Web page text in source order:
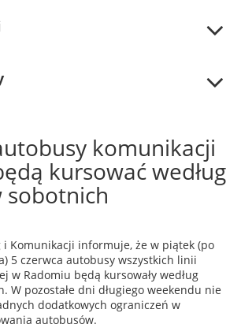
komunikacji
kursować według
sobotnich
i Komunikacji informuje, że w piątek (po
5 czerwca autobusy wszystkich linii
w Radomiu będą kursowały według
W pozostałe dni długiego weekendu nie
dodatkowych ograniczeń w
autobusów.